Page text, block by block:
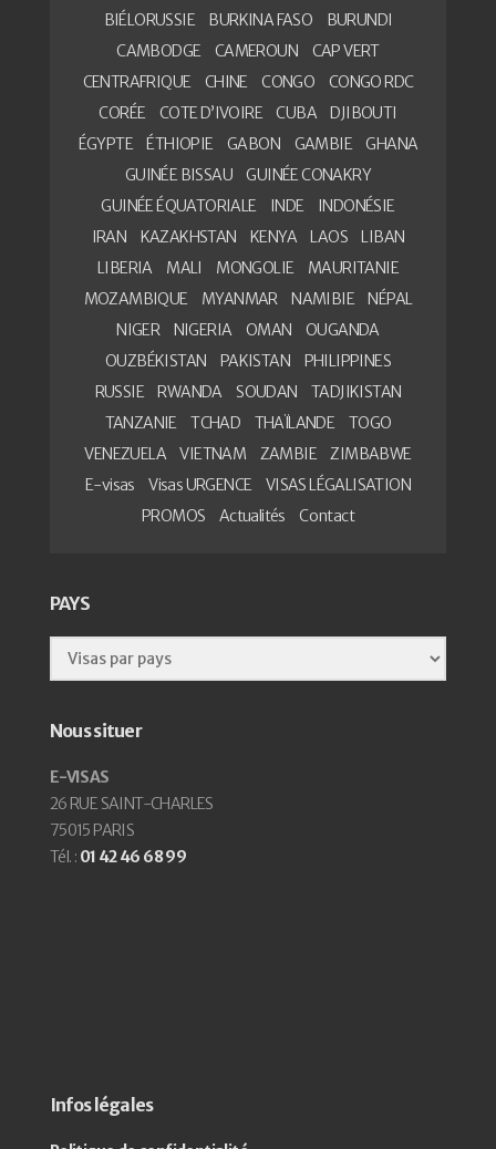
BIÉLORUSSIE
BURKINA FASO
BURUNDI
CAMBODGE
CAMEROUN
CAP VERT
CENTRAFRIQUE
CHINE CONGO
CONGO RDC
CORÉE
COTE D’IVOIRE CUBA
DJIBOUTI
ÉGYPTE
ÉTHIOPIE GABON GAMBIE
GHANA
GUINÉE BISSAU
GUINÉE CONAKRY
GUINÉE ÉQUATORIALE
INDE
INDONÉSIE
IRAN
KAZAKHSTAN KENYA LAOS
LIBAN
LIBERIA
MALI MONGOLIE
MAURITANIE
MOZAMBIQUE
MYANMAR NAMIBIE
NÉPAL
NIGER
NIGERIA OMAN
OUGANDA
OUZBÉKISTAN
PAKISTAN
PHILIPPINES
RUSSIE
RWANDA SOUDAN
TADJIKISTAN
TANZANIE
TCHAD THAÏLANDE
TOGO
VENEZUELA
VIETNAM ZAMBIE
ZIMBABWE
E-visas
Visas URGENCE
VISAS LÉGALISATION
PROMOS
Actualités Contact
PAYS
Nous situer
E-VISAS
26 RUE SAINT-CHARLES
75015 PARIS
Tél. : 01 42 46 68 99
Infos légales